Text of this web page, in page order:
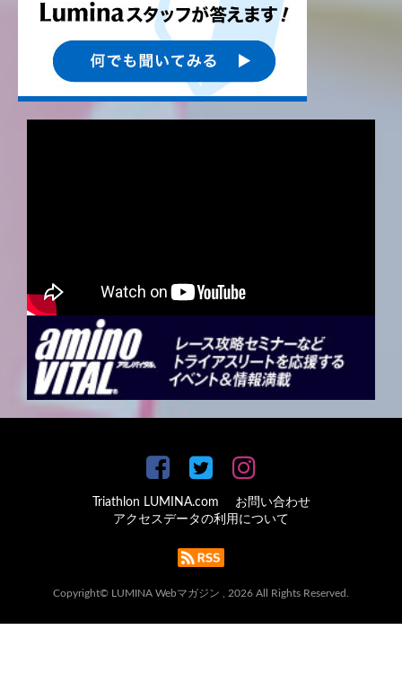
Triathlon LUMINA.com
お問い合わせ
アクセスデータの利用について
Copyright© LUMINA Webマガジン , 2026 All Rights Reserved.